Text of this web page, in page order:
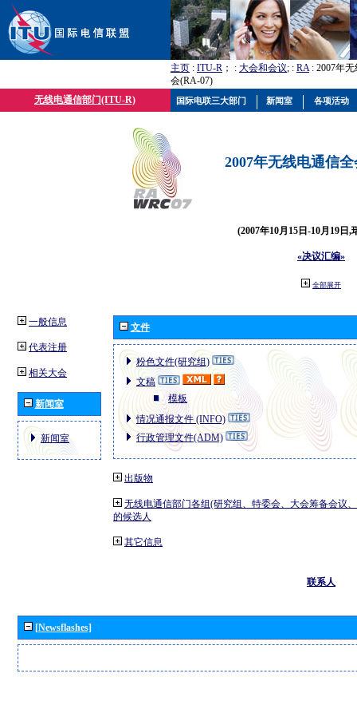
主页 : ITU-R ； : 大会和会议; : RA: 2007年
会(RA-07)
无线电通信部门(ITU-R)
2007年无线电通信
(2007年10月15日-10月19日,
«决议汇编»
全部展开
一般信息
代表注册
相关大会
新闻室
新闻室
文件
粉色文件(研究组)
文稿
模板
情况通报文件 (INFO)
行政管理文件(ADM)
出版物
无线电通信部门各组(研究组、特委会、大会筹备会议
的候选人
其它信息
联系人
[Newsflashes]
国际电联三大部门 新闻室 各项活动